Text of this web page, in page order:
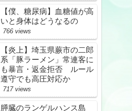
【僕、糖尿病】血糖値が高
いと身体はどうなるの
766 views
【炎上】埼玉県蕨市の二郎
系「豚ラーメン」常連客に
も暴言・返金拒否 ルール
遵守でも高圧対応か
717 views
膵臓のランゲルハンス島